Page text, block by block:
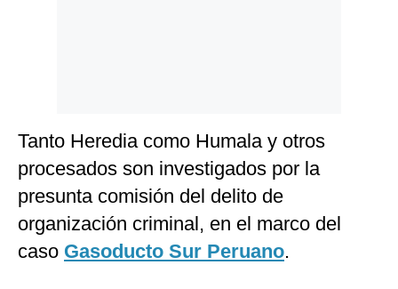
Tanto Heredia como Humala y otros
procesados son investigados por la
presunta comisión del delito de
organización criminal, en el marco del
caso Gasoducto Sur Peruano.